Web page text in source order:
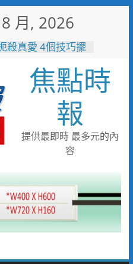
月, 2026
殺真愛 4個技巧擺
實驗室戮力打詐
比中率達六成八
x港灣夕陽音樂
觀光文化季
場
迷途 竹警二分局
線搜尋接力尋回平
單開罰
焦點時
報
提供最即時 最多元的內
容